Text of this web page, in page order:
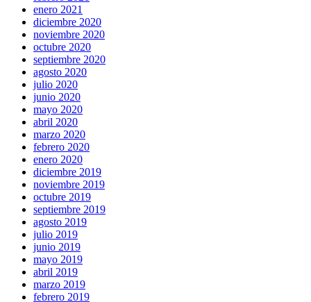
enero 2021
diciembre 2020
noviembre 2020
octubre 2020
septiembre 2020
agosto 2020
julio 2020
junio 2020
mayo 2020
abril 2020
marzo 2020
febrero 2020
enero 2020
diciembre 2019
noviembre 2019
octubre 2019
septiembre 2019
agosto 2019
julio 2019
junio 2019
mayo 2019
abril 2019
marzo 2019
febrero 2019